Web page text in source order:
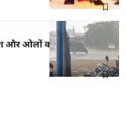
और ओलों का तांडव, 21 जिलों